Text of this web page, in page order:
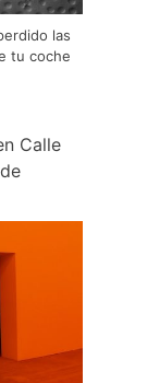
las
tu coche
Calle